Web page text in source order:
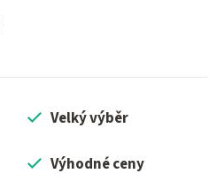
Velký výběr
Výhodné ceny